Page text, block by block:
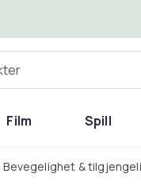
Film Spill
Bevegelighet &